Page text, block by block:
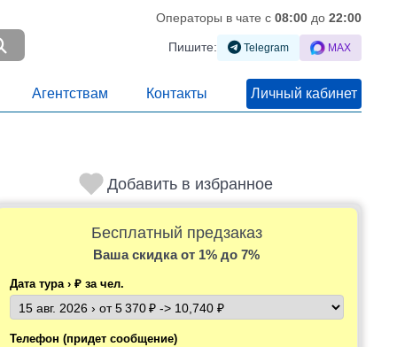
Операторы в чате c 08:00до 22:00
Пишите: Telegram MAX
Агентствам Контакты Личный кабинет
Добавить в избранное
Бесплатный предзаказ
Ваша скидкаот 1% до 7%
Дата тура › ₽ за чел.
Телефон (придет сообщение)